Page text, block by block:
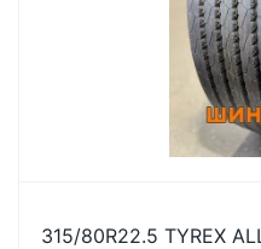
315/80R22.5 TYREX